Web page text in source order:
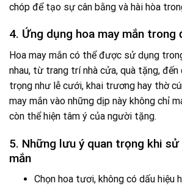
chóp để tạo sự cân bằng và hài hòa
4. Ứng dụng hoa may mắn trong
Hoa may mắn có thể được sử dụng
nhau, từ trang trí nhà cửa, quà tặng, đến
trọng như lễ cưới, khai trương hay thờ
may mắn vào những dịp này không chỉ
còn thể hiện tâm ý của người tặng.
5. Những lưu ý quan trọng khi sử
mắn
Chọn hoa tươi, không có dấu hiệu